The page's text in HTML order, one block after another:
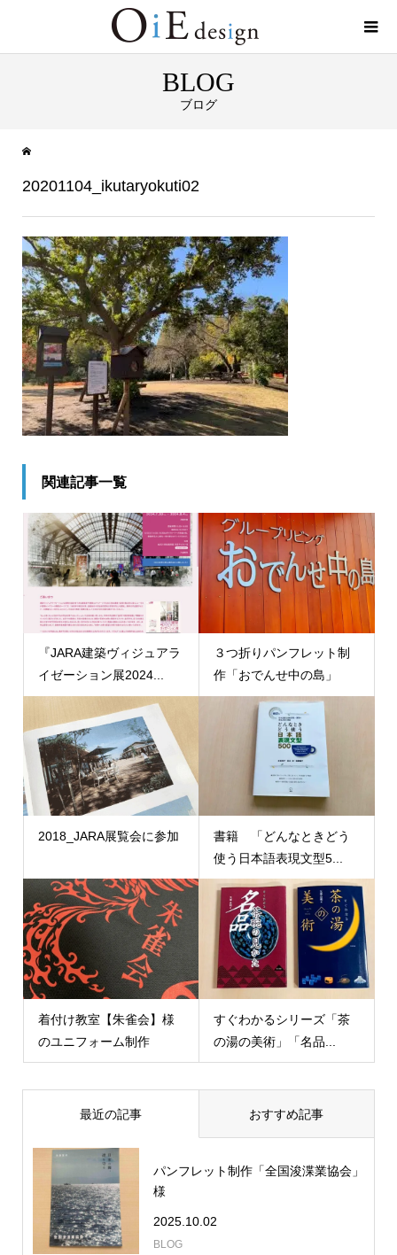
BLOG
ブログ
20201104_ikutaryokuti02
関連記事一覧
『JARA建築ヴィジュアラ
イゼーション展2024...
３つ折りパンフレット制
作「おでんせ中の島」
2018_JARA展覧会に参加
書籍 「どんなときどう
使う日本語表現文型5...
着付け教室【朱雀会】様
のユニフォーム制作
すぐわかるシリーズ「茶
の湯の美術」「名品...
最近の記事 おすすめ記事
パンフレット制作「全国浚渫業協会」
様
2025.10.02
BLOG